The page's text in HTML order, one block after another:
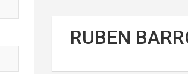
RUBEN